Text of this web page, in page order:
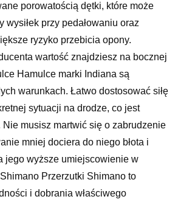
porowatością dętki, które może
wysiłek przy pedałowaniu oraz
ryzyko przebicia opony.
wartość znajdziesz na bocznej
Hamulce marki Indiana są
warunkach. Łatwo dostosować siłę
sytuacji na drodze, co jest
Nie musisz martwić się o zabrudzenie
mniej dociera do niego błota i
jego wyższe umiejscowienie w
Przerzutki Shimano to
i dobrania właściwego